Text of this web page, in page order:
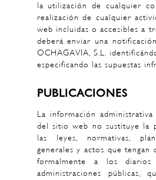
la utilización de cualquier
realización de cualquier
web incluidas o accesibles a
deberá enviar una
OCHAGAVIA, S.L.
especificando las supuestas
PUBLICACIONES
La información
del sitio web no sustituye la
las leyes, normativas,
generales y actos que tengan
formalmente a los
administraciones públicas,